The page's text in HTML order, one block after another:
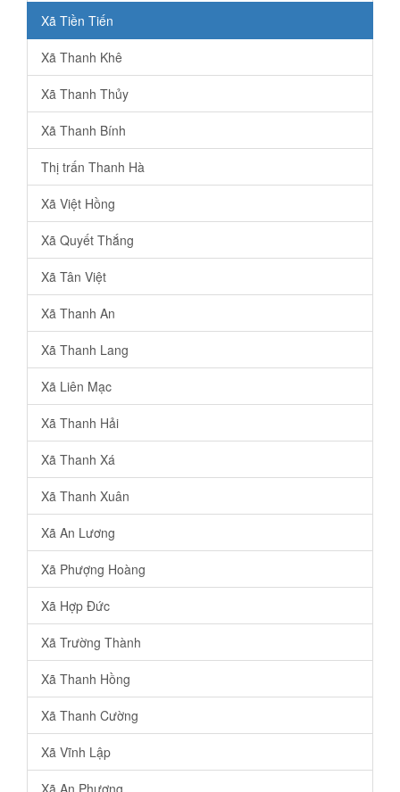
Xã Tiền Tiến
Xã Thanh Khê
Xã Thanh Thủy
Xã Thanh Bính
Thị trấn Thanh Hà
Xã Việt Hồng
Xã Quyết Thắng
Xã Tân Việt
Xã Thanh An
Xã Thanh Lang
Xã Liên Mạc
Xã Thanh Hải
Xã Thanh Xá
Xã Thanh Xuân
Xã An Lương
Xã Phượng Hoàng
Xã Hợp Đức
Xã Trường Thành
Xã Thanh Hồng
Xã Thanh Cường
Xã Vĩnh Lập
Xã An Phượng